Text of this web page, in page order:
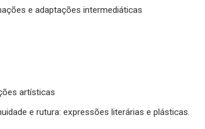
e adaptações intermediáticas
artísticas
e rutura: expressões literárias e plásticas.